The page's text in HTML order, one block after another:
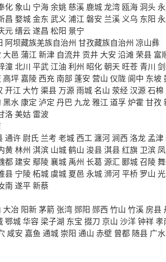
化 象山 宁海余姚 慈溪 鹿城龙湾 瓯海洞头
昌 婺城金东 武义 浦江 磐安 兰溪 义乌 东阳
元缙云遂昌 松阳 景宁
阿坝藏族羌族自治州 甘孜藏族自治州 凉山彝
大邑 蒲江 新津 自流井 贡井 大安 沿滩 荣县 富
潼北川 平武 江油 利州 昭化朝天 旺苍 青川
高坪 嘉陵 西充 南部 蓬安 营山 仪陇 阆中 东坡
开江 大竹 渠县 万源雨城 名山 荥经汉源石棉
黑水 康定 泸定 丹巴 九龙雅江 道孚炉霍 甘孜
洛 美姑 雷波
通许 尉氏 兰考 老城 西工瀍河涧西 洛龙 孟津
黄林州 淇滨 山城鹤山 浚县淇县红旗 卫滨
都 建安 鄢陵襄城 禹州 长葛 源汇 郾城召陵
县 宁陵柘城 虞城 夏邑 永城浉河平桥 罗山
南 遂平新蔡
大冶 阳新茅箭 张湾 郧阳 郧西 竹山 竹溪 房县
鄂城华容 梁子湖 东宝 掇刀 京山 沙洋钟祥孝
咸安 嘉鱼 通城 崇阳 通山 赤壁 曾都 随县 广水